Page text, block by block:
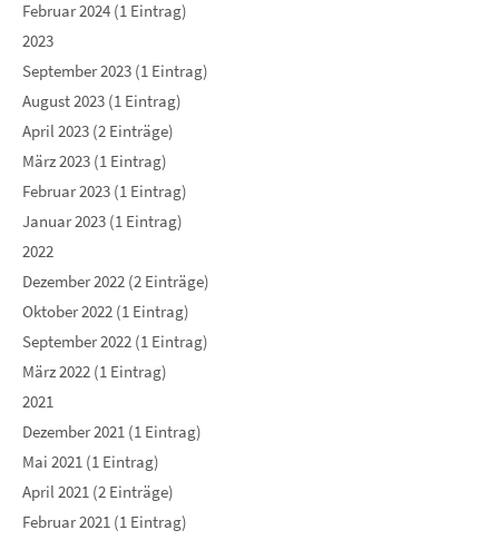
Februar 2024 (1 Eintrag)
2023
September 2023 (1 Eintrag)
August 2023 (1 Eintrag)
April 2023 (2 Einträge)
März 2023 (1 Eintrag)
Februar 2023 (1 Eintrag)
Januar 2023 (1 Eintrag)
2022
Dezember 2022 (2 Einträge)
Oktober 2022 (1 Eintrag)
September 2022 (1 Eintrag)
März 2022 (1 Eintrag)
2021
Dezember 2021 (1 Eintrag)
Mai 2021 (1 Eintrag)
April 2021 (2 Einträge)
Februar 2021 (1 Eintrag)